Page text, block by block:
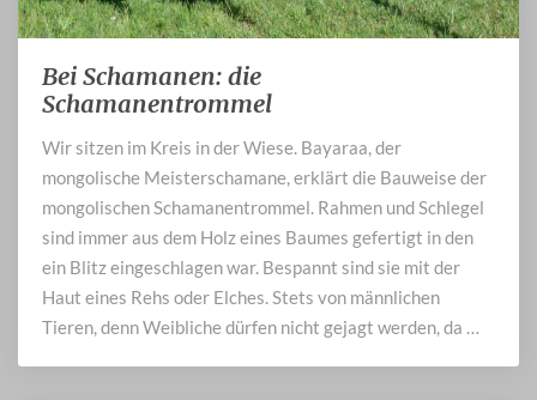
Bei
Schamanen:
Schamanentrommel
Bei Schamanen: die
Schamanentrommel
Wir sitzen im Kreis in der Wiese. Bayaraa, der
mongolische Meisterschamane, erklärt die Bauweise der
mongolischen Schamanentrommel. Rahmen und Schlegel
sind immer aus dem Holz eines Baumes gefertigt in den
ein Blitz eingeschlagen war. Bespannt sind sie mit der
Haut eines Rehs oder Elches. Stets von männlichen
Tieren, denn Weibliche dürfen nicht gejagt werden, da …